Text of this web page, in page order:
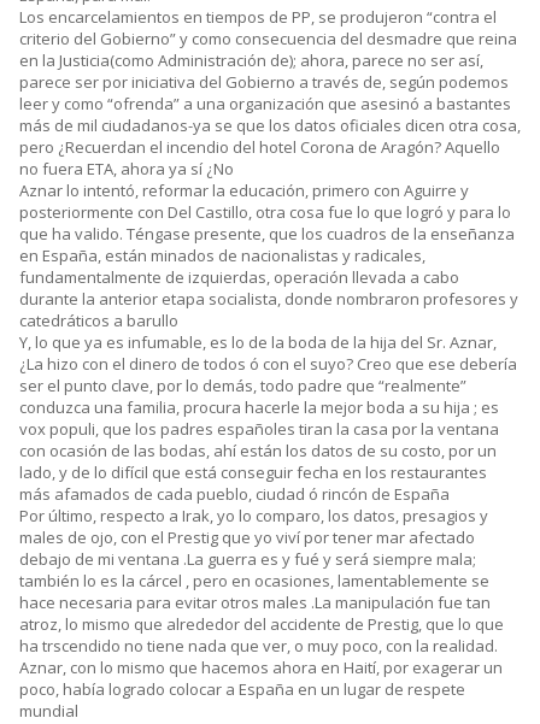
Los encarcelamientos en tiempos de PP, se produjeron “contra el
criterio del Gobierno” y como consecuencia del desmadre que reina
en la Justicia(como Administración de); ahora, parece no ser así,
parece ser por iniciativa del Gobierno a través de, según podemos
leer y como “ofrenda” a una organización que asesinó a bastantes
más de mil ciudadanos-ya se que los datos oficiales dicen otra cosa,
pero ¿Recuerdan el incendio del hotel Corona de Aragón? Aquello
no fuera ETA, ahora ya sí ¿No
Aznar lo intentó, reformar la educación, primero con Aguirre y
posteriormente con Del Castillo, otra cosa fue lo que logró y para lo
que ha valido. Téngase presente, que los cuadros de la enseñanza
en España, están minados de nacionalistas y radicales,
fundamentalmente de izquierdas, operación llevada a cabo
durante la anterior etapa socialista, donde nombraron profesores y
catedráticos a barullo
Y, lo que ya es infumable, es lo de la boda de la hija del Sr. Aznar,
¿La hizo con el dinero de todos ó con el suyo? Creo que ese debería
ser el punto clave, por lo demás, todo padre que “realmente”
conduzca una familia, procura hacerle la mejor boda a su hija ; es
vox populi, que los padres españoles tiran la casa por la ventana
con ocasión de las bodas, ahí están los datos de su costo, por un
lado, y de lo difícil que está conseguir fecha en los restaurantes
más afamados de cada pueblo, ciudad ó rincón de España
Por último, respecto a Irak, yo lo comparo, los datos, presagios y
males de ojo, con el Prestig que yo viví por tener mar afectado
debajo de mi ventana .La guerra es y fué y será siempre mala;
también lo es la cárcel , pero en ocasiones, lamentablemente se
hace necesaria para evitar otros males .La manipulación fue tan
atroz, lo mismo que alrededor del accidente de Prestig, que lo que
ha trscendido no tiene nada que ver, o muy poco, con la realidad.
Aznar, con lo mismo que hacemos ahora en Haití, por exagerar un
poco, había logrado colocar a España en un lugar de respete
mundial